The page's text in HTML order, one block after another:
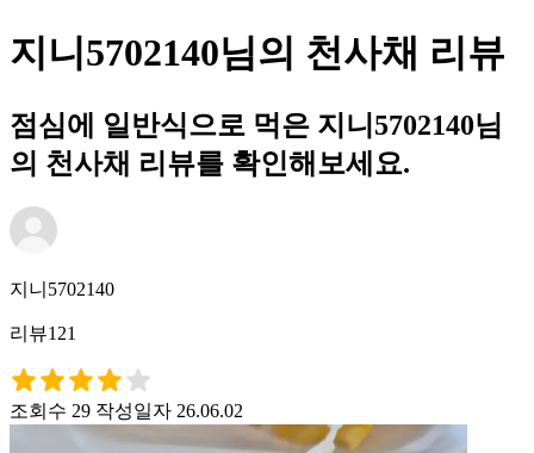
지니5702140님의 천사채 리뷰
점심에 일반식으로 먹은 지니5702140님
의 천사채 리뷰를 확인해보세요.
지니5702140
리뷰121
조회수 29 작성일자 26.06.02